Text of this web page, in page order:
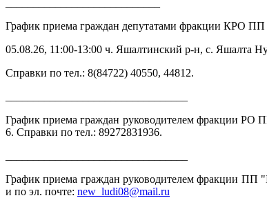
График приема граждан депутатами фракции КРО
05.08.26, 11:00-13:00 ч. Яшалтинский р-н, с.
Справки по тел.: 8(84722) 40550, 44812.
График приема граждан руководителем фракции РО
6. Справки по тел.: 89272831936.
График приема граждан руководителем фракции ПП
и по эл. почте: new_ludi08@mail.ru